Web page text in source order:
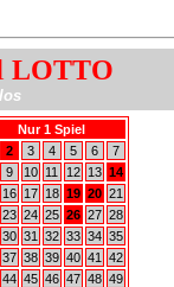
LOTTO
Nur 1 Spiel
2 3 4 5 6
7
9 10 11 12 13 14
16 17 18 19 20 21
23 24 25 26 27 28
30 31 32 33 34 35
37 38 39 40 41
42
44 45 46 47 48 49